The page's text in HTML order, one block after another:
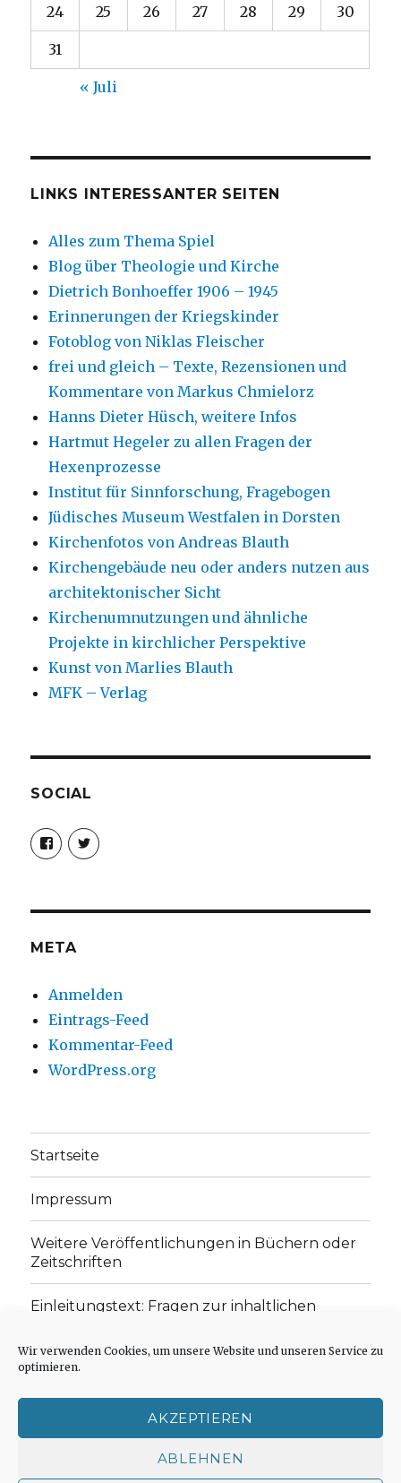
Wir verwenden Cookies, um unsere Website und unseren Service zu
optimieren.
AKZEPTIEREN
ABLEHNEN
24 25 26 27 28 29 30
31
« Juli
LINKS INTERESSANTER SEITEN
Alles zum Thema Spiel
Blog über Theologie und Kirche
Dietrich Bonhoeffer 1906 – 1945
Erinnerungen der Kriegskinder
Fotoblog von Niklas Fleischer
frei und gleich – Texte, Rezensionen und
Kommentare von Markus Chmielorz
Hanns Dieter Hüsch, weitere Infos
Hartmut Hegeler zu allen Fragen der
Hexenprozesse
Institut für Sinnforschung, Fragebogen
Jüdisches Museum Westfalen in Dorsten
Kirchenfotos von Andreas Blauth
Kirchengebäude neu oder anders nutzen aus
architektonischer Sicht
Kirchenumnutzungen und ähnliche
Projekte in kirchlicher Perspektive
Kunst von Marlies Blauth
MFK – Verlag
SOCIAL
Profil
von
christoph.fleischer1
anzeigen
Profil
von
anzeigen
META
Anmelden
Eintrags-Feed
Kommentar-Feed
WordPress.org
Startseite
Impressum
Weitere Veröffentlichungen in Büchern oder
Zeitschriften
Einleitungstext: Fragen zur inhaltlichen
„schwachen Glaubens“
Cookie-Richtlinie (EU)